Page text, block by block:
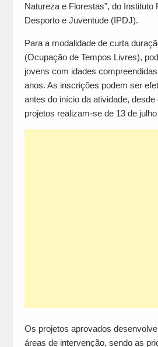
Natureza e Florestas”, do Instituto
Desporto e Juventude (IPDJ).
Para a modalidade de curta
(Ocupação de Tempos Livres),
jovens com idades
anos. As inscrições podem ser
antes do início da atividade,
projetos realizam-se de 13 de
Os projetos aprovados
áreas de intervenção, sendo as